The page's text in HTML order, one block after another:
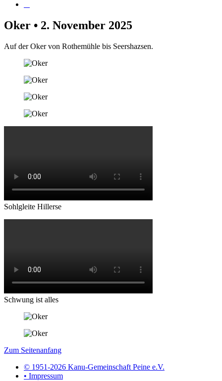
Oker • 2. November 2025
Auf der Oker von Rothemühle bis Seershazsen.
Sohlgleite Hillerse
Schwung ist alles
Zum Seitenanfang
© 1951-2026 Kanu-Gemeinschaft Peine e.V.
• Impressum